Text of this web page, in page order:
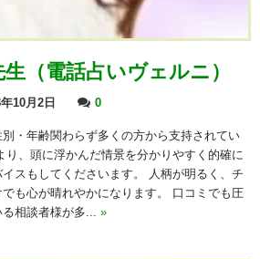
（電話占いヴェルニ）
10月2日 0
・年齢関わらず多くの方から支持されてい
り、頭に浮かんだ情景を分かりやすく的確に
スもしてくださいます。 人柄が明るく、チ
も心が晴れやかになります。 口コミでも圧
相談者様が多... »